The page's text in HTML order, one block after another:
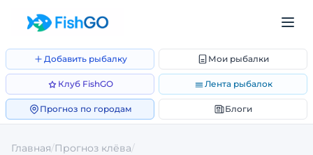
Добавить рыбалку Мои рыбалки
Клуб FishGO Лента рыбалок
Прогноз по городам Блоги
Главная/Прогноз клёва/